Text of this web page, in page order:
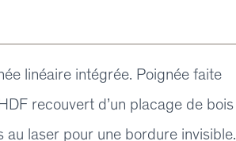
linéaire intégrée. Poignée faite
recouvert d’un placage de bois
laser pour une bordure invisible.